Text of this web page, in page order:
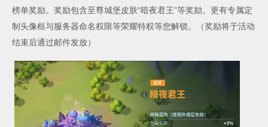
榜单奖励。奖励包含至尊城堡皮肤“暗夜君王”等奖励。更有专属定
制头像框与服务器命名权限等荣耀特权等您解锁。（奖励将于活动
结束后通过邮件发放）